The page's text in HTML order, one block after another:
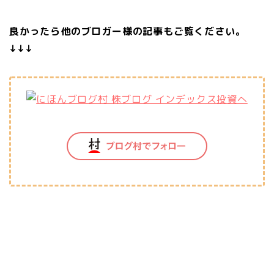
良かったら他のブロガー様の記事もご覧ください。
↓↓↓